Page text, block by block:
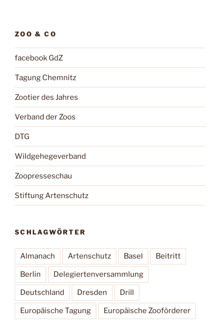
ZOO & CO
facebook GdZ
Tagung Chemnitz
Zootier des Jahres
Verband der Zoos
DTG
Wildgehegeverband
Zoopresseschau
Stiftung Artenschutz
SCHLAGWÖRTER
Almanach Artenschutz Basel Beitritt
Berlin Delegiertenversammlung
Deutschland Dresden Drill
Europäische Tagung Europäische Zooförderer